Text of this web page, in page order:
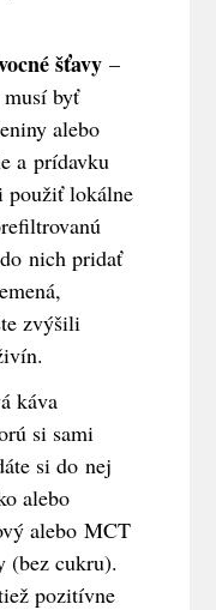
šťavy –
byť
alebo
a prídavku
použiť lokálne
nich pridať
zvýšili
káva
si sami
si do nej
alebo
alebo MCT
(bez cukru).
pozitívne